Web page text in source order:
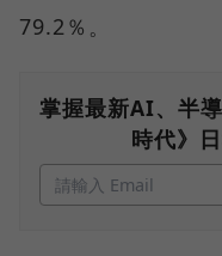
79.2％。
掌握最新AI、半
時代》